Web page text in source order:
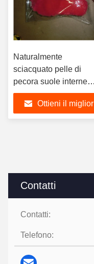
Contatti
Contatti:
Telefono:
Naturalmente
sciacquato pelle di
pecora suole interne
inserisce l'umidità
WickingOttieni il miglior